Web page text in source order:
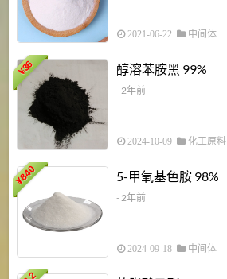
2021-06-22 中间体
¥
36 醇溶苯胺黑 99%
- 2年前
2024-10-09 化工原料
¥
840 5-甲氧基色胺 98%
- 2年前
2024-09-18 中间体